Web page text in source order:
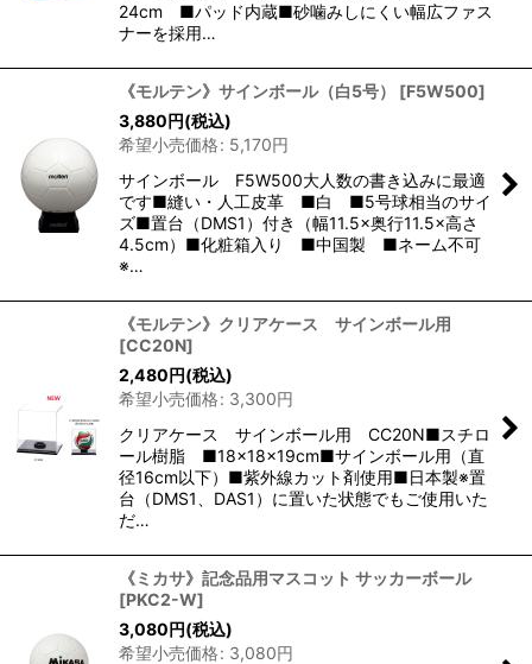
24cm ■パッド内蔵■砂噛みしにくい幅広ファス
ナーを採用…
《モルテン》サインボール（白5号） [F5W500]
3,880円(税込)
希望小売価格: 5,170円
サインボール F5W500大人数の書き込みに最適
です■縫い・人工皮革 ■白 ■5号球相当のサイ
ズ■置台（DMS1）付き（幅11.5×奥行11.5×高さ
4.5cm）■化粧箱入り ■中国製 ■ネーム不可
※…
《モルテン》クリアケース サインボール用
[CC20N]
2,480円(税込)
希望小売価格: 3,300円
クリアケース サインボール用 CC20N■スチロ
ール樹脂 ■18×18×19cm■サインボール用（直
径16cm以下）■紫外線カット剤使用■日本製※置
台（DMS1、DAS1）に置いた状態でもご使用いた
だ…
《ミカサ》記念品用マスコット サッカーボール
[PKC2-W]
3,080円(税込)
希望小売価格: 3,080円